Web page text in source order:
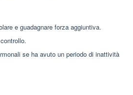
e guadagnare forza aggiuntiva.
se ha avuto un periodo di inattività